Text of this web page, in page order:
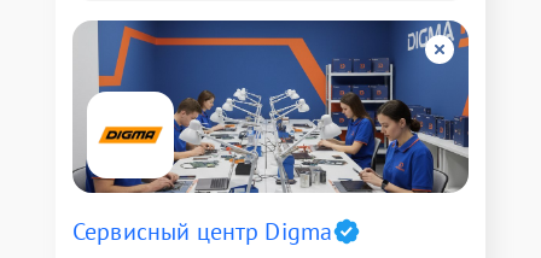
Сервисный центр Digma